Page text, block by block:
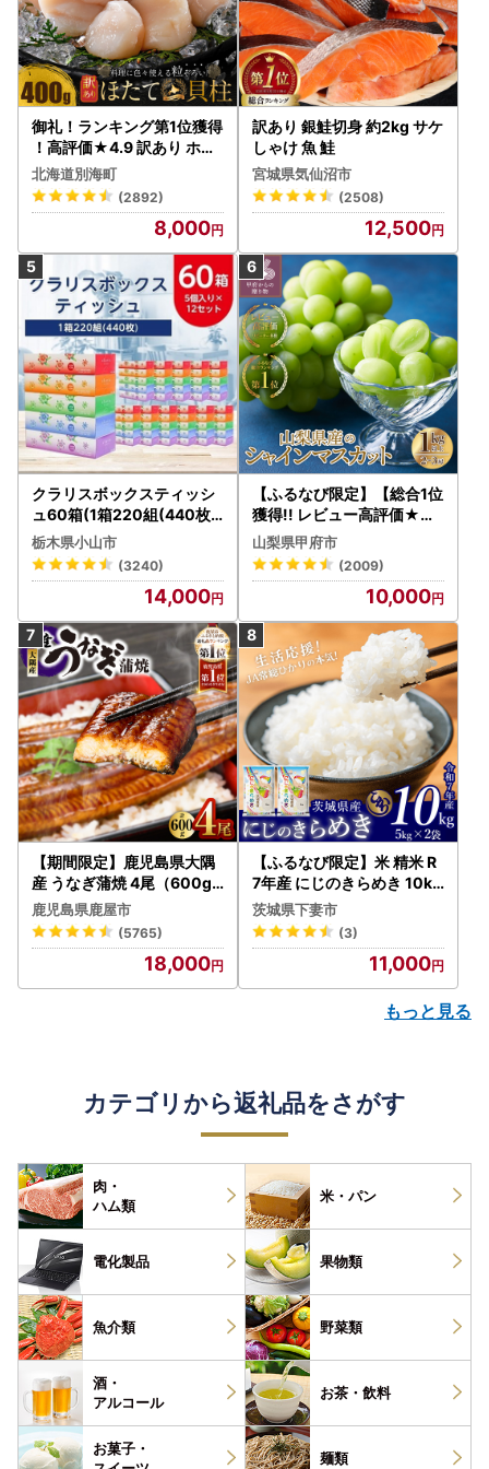
御礼！ランキング第1位獲得
！高評価★4.9 訳あり ホタ
テ 400g（ほたて 帆立 貝柱
冷凍 ）
北海道別海町
(2892)
8,000
訳あり 銀鮭切身 約2kg サケ
しゃけ 魚 鮭
宮城県気仙沼市
(2508)
12,500
クラリスボックスティッシ
ュ60箱(1箱220組(440枚))
(5個入り×12セット)【配送
不可地域：離島・沖縄県】
【1256759】
栃木県小山市
(3240)
14,000
【ふるなび限定】【総合1位
獲得!! レビュー高評価★】
〈2026年度配送分〉山梨
県産 シャインマスカット 2
～3房（1.0kg以上）シャイ
ン フルーツ FN-Limited-S
P
山梨県甲府市
(2009)
10,000
【期間限定】鹿児島県大隅
産 うなぎ蒲焼 4尾（600g
） KN007-004-04-cp18
うなぎ 鰻 魚 惣菜 総菜
鹿児島県鹿屋市
(5765)
18,000
【ふるなび限定】米 精米 R
7年産 にじのきらめき 10kg
10月 FN-Limited-PR
茨城県下妻市
(3)
11,000
もっと見る
カテゴリから返礼品をさがす
肉・
ハム類
米・パン
電化製品 果物類
魚介類 野菜類
酒・
アルコール
お茶・ 飲料
お菓子・
麺類